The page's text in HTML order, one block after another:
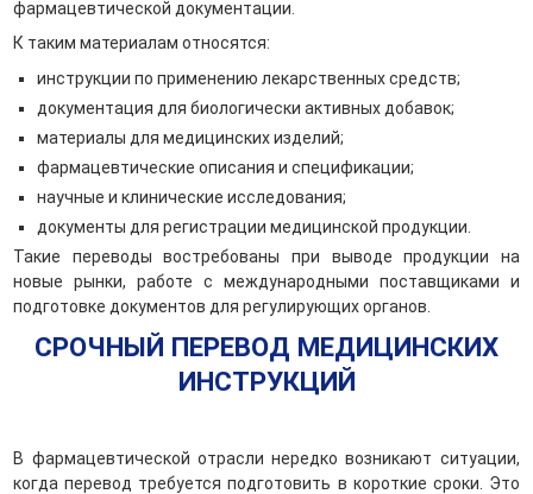
фармацевтической документации.
К таким материалам относятся:
инструкции по применению лекарственных средств;
документация для биологически активных добавок;
материалы для медицинских изделий;
фармацевтические описания и спецификации;
научные и клинические исследования;
документы для регистрации медицинской продукции.
Такие переводы востребованы при выводе продукции на
новые рынки, работе с международными поставщиками и
подготовке документов для регулирующих органов.
СРОЧНЫЙ ПЕРЕВОД МЕДИЦИНСКИХ
ИНСТРУКЦИЙ
В фармацевтической отрасли нередко возникают ситуации,
когда перевод требуется подготовить в короткие сроки. Это